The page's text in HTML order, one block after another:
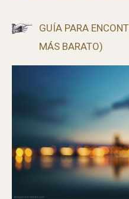
GUÍA PARA
MÁS BARATO)